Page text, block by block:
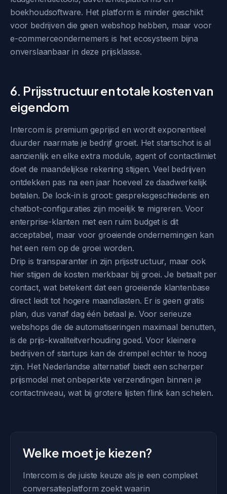
boekhoudsoftware. Het platform is minder geschikt
voor bedrijven die geen webshop hebben, maar voor
e-commerceondernemers is het ecosysteem bijna
onverslaanbaar in deze prijsklasse.
6. Prijsstructuur en totale kosten van
eigendom
Intercom is premium geprijsd en wordt exponentieel
duurder naarmate je bedrijf groeit. Het startschot is al
aanzienlijk en elke extra module, agent of contactlimiet
doet de maandelijkse rekening stijgen. Veel bedrijven
ontdekken pas na een jaar hoeveel ze daadwerkelijk
betalen. De lock-in is groot: gespreksgeschiedenis en
chatbot-configuraties zijn moeilijk te migreren. Voor
enterprise-klanten met een ruim budget is dit
acceptabel, maar voor groeiende ondernemingen kan
het een rem op de groei worden.
Drip is transparanter in zijn prijsstructuur, maar ook
hier stijgen de kosten merkbaar bij groei. Je betaalt per
contact, wat betekent dat een groeiende klantenbase
direct leidt tot hogere maandlasten. Er is geen gratis
plan, dus vanaf dag één betaal je. Voor serieuze
webshops die de automatiseringen maximaal benutten,
is de prijs-kwaliteitverhouding goed. Voor kleinere
bedrijven of startups kan de drempel echter te hoog
zijn. Het Nederlandse alternatief biedt een scherper
prijsmodel met onbeperkte verzendingen binnen je
contactniveau, wat bij grotere lijsten flink kan schelen.
Welke moet je kiezen?
Intercom is de juiste keuze als je een compleet
conversatieplatform zoekt waarin